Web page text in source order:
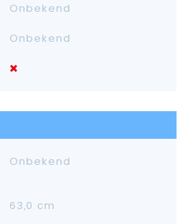
Onbekend
Onbekend
Onbekend
63,0 cm